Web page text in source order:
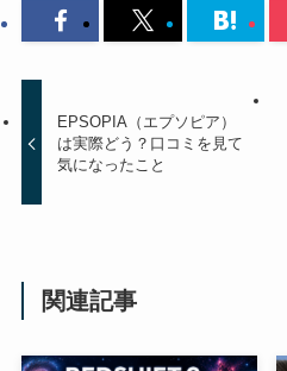
EPSOPIA（エプソピア）
は実際どう？口コミを見て
気になったこと
関連記事